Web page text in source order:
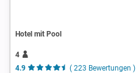
Hotel mit Pool
4
4.9
( 223 Bewertungen )